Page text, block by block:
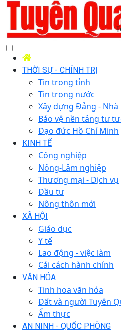
THỜI SỰ - CHÍNH TRỊ
Tin trong tỉnh
Tin trong nước
Xây dựng Đảng - Nhà
Bảo vệ nền tảng tư
Đạo đức Hồ Chí Minh
KINH TẾ
Công nghiệp
Nông-Lâm nghiệp
Thương mại - Dịch vụ
Đầu tư
Nông thôn mới
XÃ HỘI
Giáo dục
Y tế
Lao động - việc làm
Cải cách hành chính
VĂN HÓA
Tinh hoa văn hóa
Đất và người Tuyên
Ẩm thực
AN NINH - QUỐC PHÒNG